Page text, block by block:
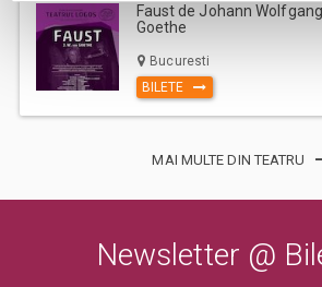
Va rugam sa respectati orele de acces in sala
de desfasurare a evenimentului inscriptionate
aglomerarea pe caile de acces sau deranjarea
dupa inceperea spectacolului/evenimentului.
Faust de Johann
Goethe
Bucuresti
BILETE
MAI MULTE DIN TEATRU
Newsletter @